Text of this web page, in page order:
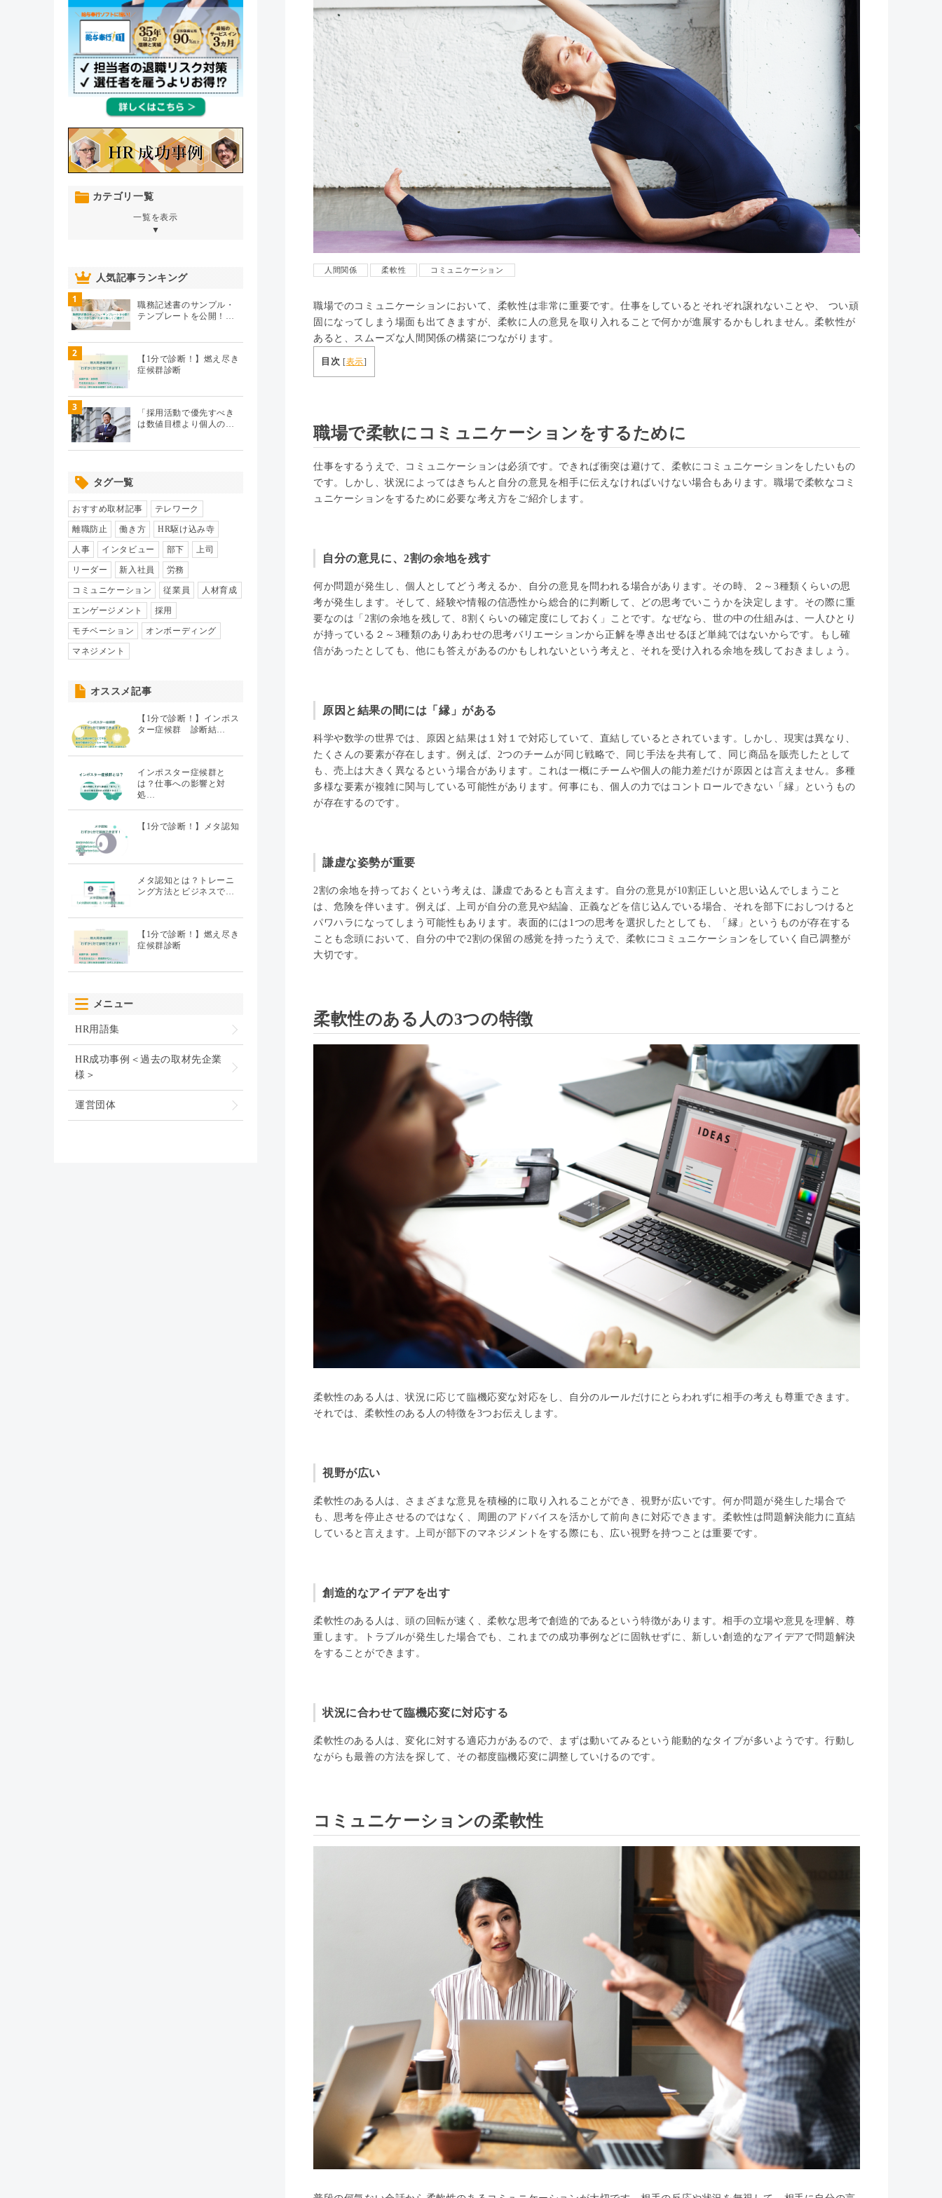
人間関係 柔軟性 コミュニケーション
職場でのコミュニケーションにおいて、柔軟性は非常に重要です。仕事をしているとそれぞれ譲れないことや、 つい頑
固になってしまう場面も出てきますが、柔軟に人の意見を取り入れることで何かが進展するかもしれません。柔軟性が
あると、スムーズな人間関係の構築につながります。
目次 [表示]
職場で柔軟にコミュニケーションをするために
仕事をするうえで、コミュニケーションは必須です。できれば衝突は避けて、柔軟にコミュニケーションをしたいもの
です。しかし、状況によってはきちんと自分の意見を相手に伝えなければいけない場合もあります。職場で柔軟なコミ
ュニケーションをするために必要な考え方をご紹介します。
自分の意見に、2割の余地を残す
何か問題が発生し、個人としてどう考えるか、自分の意見を問われる場合があります。その時、２～3種類くらいの思
考が発生します。そして、経験や情報の信憑性から総合的に判断して、どの思考でいこうかを決定します。その際に重
要なのは「2割の余地を残して、8割くらいの確定度にしておく」ことです。なぜなら、世の中の仕組みは、一人ひとり
が持っている２～3種類のありあわせの思考バリエーションから正解を導き出せるほど単純ではないからです。もし確
信があったとしても、他にも答えがあるのかもしれないという考えと、それを受け入れる余地を残しておきましょう。
原因と結果の間には「縁」がある
科学や数学の世界では、原因と結果は１対１で対応していて、直結しているとされています。しかし、現実は異なり、
たくさんの要素が存在します。例えば、2つのチームが同じ戦略で、同じ手法を共有して、同じ商品を販売したとして
も、売上は大きく異なるという場合があります。これは一概にチームや個人の能力差だけが原因とは言えません。多種
多様な要素が複雑に関与している可能性があります。何事にも、個人の力ではコントロールできない「縁」というもの
が存在するのです。
謙虚な姿勢が重要
2割の余地を持っておくという考えは、謙虚であるとも言えます。自分の意見が10割正しいと思い込んでしまうこと
は、危険を伴います。例えば、上司が自分の意見や結論、正義などを信じ込んでいる場合、それを部下におしつけると
パワハラになってしまう可能性もあります。表面的には1つの思考を選択したとしても、「縁」というものが存在する
ことも念頭において、自分の中で2割の保留の感覚を持ったうえで、柔軟にコミュニケーションをしていく自己調整が
大切です。
柔軟性のある人の3つの特徴
柔軟性のある人は、状況に応じて臨機応変な対応をし、自分のルールだけにとらわれずに相手の考えも尊重できます。
それでは、柔軟性のある人の特徴を3つお伝えします。
視野が広い
柔軟性のある人は、さまざまな意見を積極的に取り入れることができ、視野が広いです。何か問題が発生した場合で
も、思考を停止させるのではなく、周囲のアドバイスを活かして前向きに対応できます。柔軟性は問題解決能力に直結
していると言えます。上司が部下のマネジメントをする際にも、広い視野を持つことは重要です。
創造的なアイデアを出す
柔軟性のある人は、頭の回転が速く、柔軟な思考で創造的であるという特徴があります。相手の立場や意見を理解、尊
重します。トラブルが発生した場合でも、これまでの成功事例などに固執せずに、新しい創造的なアイデアで問題解決
をすることができます。
状況に合わせて臨機応変に対応する
柔軟性のある人は、変化に対する適応力があるので、まずは動いてみるという能動的なタイプが多いようです。行動し
ながらも最善の方法を探して、その都度臨機応変に調整していけるのです。
コミュニケーションの柔軟性
カテゴリ一覧
一覧を表示
▼
人材育成・開発・研修 （106）
エンゲージメント（104）
パフォーマンス管理（112）
HR駆け込み寺
HRの基本（33）
リクルーティング（19）
給与制度・設計（8）
人事異動・配置（7）
人気記事ランキング
1
職務記述書のサンプル・
テンプレートを公開！…
2
【1分で診断！】燃え尽き
症候群診断
3
「採用活動で優先すべき
は数値目標より個人の…
タグ一覧
おすすめ取材記事 テレワーク
離職防止 働き方 HR駆け込み寺
人事 インタビュー 部下 上司
リーダー 新入社員 労務
コミュニケーション 従業員 人材育成
エンゲージメント 採用
モチベーション オンボーディング
マネジメント
オススメ記事
【1分で診断！】インポス
ター症候群 診断結…
インポスター症候群と
は？仕事への影響と対
処…
【1分で診断！】メタ認知
メタ認知とは？トレーニ
ング方法とビジネスで…
【1分で診断！】燃え尽き
症候群診断
メニュー
HR用語集
HR成功事例＜過去の取材先企業
様＞
運営団体